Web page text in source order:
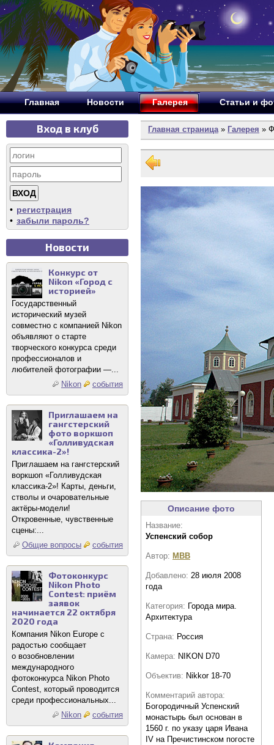
Главная Новости Галерея Статьи и
Вход в клуб
• регистрация
• забыли пароль?
Новости
Конкурс от
Nikon «Город с
историей»
Государственный
исторический музей
совместно с компанией Nikon
объявляют о старте
творческого конкурса среди
профессионалов и
любителей фотографии —...
Nikon
события
Приглашаем на
гангстерский
фото воркшоп
«Голливудская
классика-2»!
Приглашаем на гангстерский
воркшоп «Голливудская
классика-2»! Карты, деньги,
стволы и очаровательные
актёры-модели!
Откровенные, чувственные
сцены:...
Общие вопросы
события
Фотоконкурс
Nikon Photo
Contest: приём
заявок
начинается 22 октября
2020 года
Компания Nikon Europe с
радостью сообщает
о возобновлении
международного
фотоконкурса Nikon Photo
Contest, который проводится
среди профессиональных...
Nikon
события
Главная страница» Галерея »
Описание фото
Название:
Успенский собор
Автор: MBB
Добавлено: 28 июля 2008
года
Категория: Города мира.
Архитектура
Страна: Россия
Камера: NIKON D70
Объектив: Nikkor 18-70
Комментарий автора:
Богородичный Успенский
монастырь был основан в
1560 г. по указу царя Ивана
IV на Пречистинском погосте